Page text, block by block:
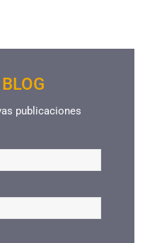
publicaciones